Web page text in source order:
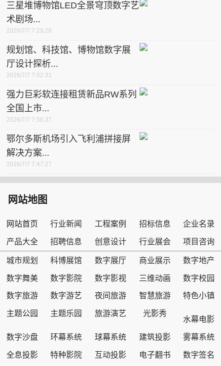
三星堆博物馆LED全景穹顶数字艺
术剧场...
2026/7/7 7:29:28
规划馆、科技馆、博物馆数字展
厅设计探析...
2026/7/7 7:02:31
强力巨彩软连接租赁新品RW系列
全国上市...
2026/7/7 7:56:37
鄂尔多斯机场引入飞利浦拼接屏
解决方案...
2026/7/7 7:47:27
网站地图
网站首页 行业新闻 工程案例 招标信息 企业名录
产品大全 招聘信息 创意设计 行业展会 项目咨询
城市规划 科博展馆 数字展厅 商业展示 数字地产
数字舞美 数字影院 数字影视 三维动画 数字校园
数字旅游 数字游艺 夜间旅游 智慧旅游 特色小镇
主题公园 主题乐园 旅游演艺 光影秀
水幕电影
数字沙盘 环幕系统 球幕系统 建筑投影 雾幕系统
全息投影 特种影院 互动投影 电子翻书 数字签名